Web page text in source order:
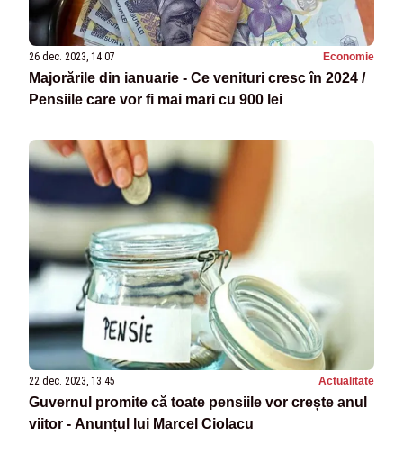
26 dec. 2023, 14:07 Economie
Majorările din ianuarie - Ce venituri cresc în 2024 /
Pensiile care vor fi mai mari cu 900 lei
22 dec. 2023, 13:45 Actualitate
Guvernul promite că toate pensiile vor crește anul
viitor - Anunțul lui Marcel Ciolacu